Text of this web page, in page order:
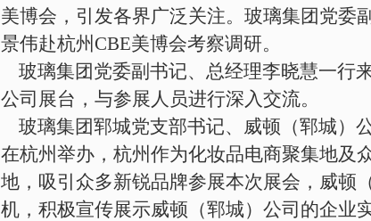
美博会，引发各界广泛关注。玻璃集团党委
景伟赴杭州CBE美博会考察调研。
玻璃集团党委副书记、总经理李晓慧一行
公司展台，与参展人员进行深入交流。
玻璃集团郓城党支部书记、威顿（郓城）
在杭州举办，杭州作为化妆品电商聚集地及
地，吸引众多新锐品牌参展本次展会，威顿
机，积极宣传展示威顿（郓城）公司的企业